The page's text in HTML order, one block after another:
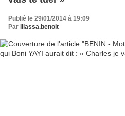
Publié le 29/01/2014 à 19:09
Par illassa.benoit